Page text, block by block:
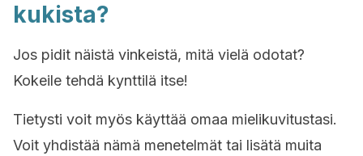
kukista?
Jos pidit näistä vinkeistä, mitä vielä odotat?
Kokeile tehdä kynttilä itse!
Tietysti voit myös käyttää omaa mielikuvitustasi.
Voit yhdistää nämä menetelmät tai lisätä muita